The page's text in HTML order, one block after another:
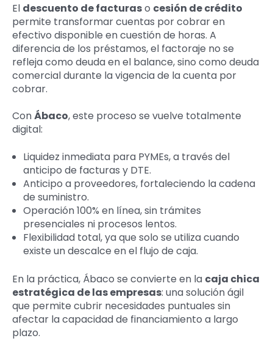
El descuento de facturaso cesión de crédito
permite transformar cuentas por cobrar en
efectivo disponible en cuestión de horas. A
diferencia de los préstamos, el factoraje no se
refleja como deuda en el balance, sino como deuda
comercial durante la vigencia de la cuenta por
cobrar.
ConÁbaco, este proceso se vuelve totalmente
digital:
Liquidez inmediata para PYMEs, a través del
anticipo de facturas y DTE.
Anticipo a proveedores, fortaleciendo la cadena
de suministro.
Operación 100% en línea, sin trámites
presenciales ni procesos lentos.
Flexibilidad total, ya que solo se utiliza cuando
existe un descalce en el flujo de caja.
En la práctica, Ábaco se convierte en la caja chica
estratégica de las empresas: una solución ágil
que permite cubrir necesidades puntuales sin
afectar la capacidad de financiamiento a largo
plazo.